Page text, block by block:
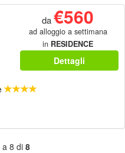
da€560
ad alloggio a settimana
in RESIDENCE
Dettagli
a 8 di 8